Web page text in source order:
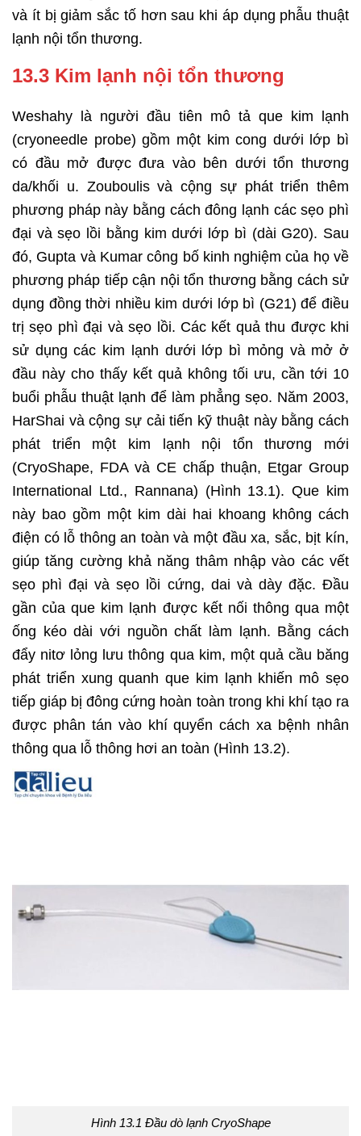
và ít bị giảm sắc tố hơn sau khi áp dụng phẫu thuật
lạnh nội tổn thương.
13.3 Kim lạnh nội tổn thương
Weshahy là người đầu tiên mô tả que kim lạnh
(cryoneedle probe) gồm một kim cong dưới lớp bì
có đầu mở được đưa vào bên dưới tổn thương
da/khối u. Zouboulis và cộng sự phát triển thêm
phương pháp này bằng cách đông lạnh các sẹo phì
đại và sẹo lồi bằng kim dưới lớp bì (dài G20). Sau
đó, Gupta và Kumar công bố kinh nghiệm của họ về
phương pháp tiếp cận nội tổn thương bằng cách sử
dụng đồng thời nhiều kim dưới lớp bì (G21) để điều
trị sẹo phì đại và sẹo lồi. Các kết quả thu được khi
sử dụng các kim lạnh dưới lớp bì mỏng và mở ở
đầu này cho thấy kết quả không tối ưu, cần tới 10
buổi phẫu thuật lạnh để làm phẳng sẹo. Năm 2003,
HarShai và cộng sự cải tiến kỹ thuật này bằng cách
phát triển một kim lạnh nội tổn thương mới
(CryoShape, FDA và CE chấp thuận, Etgar Group
International Ltd., Rannana) (Hình 13.1). Que kim
này bao gồm một kim dài hai khoang không cách
điện có lỗ thông an toàn và một đầu xa, sắc, bịt kín,
giúp tăng cường khả năng thâm nhập vào các vết
sẹo phì đại và sẹo lồi cứng, dai và dày đặc. Đầu
gần của que kim lạnh được kết nối thông qua một
ống kéo dài với nguồn chất làm lạnh. Bằng cách
đẩy nitơ lỏng lưu thông qua kim, một quả cầu băng
phát triển xung quanh que kim lạnh khiến mô sẹo
tiếp giáp bị đông cứng hoàn toàn trong khi khí tạo ra
được phân tán vào khí quyển cách xa bệnh nhân
thông qua lỗ thông hơi an toàn (Hình 13.2).
Hình 13.1 Đầu dò lạnh CryoShape